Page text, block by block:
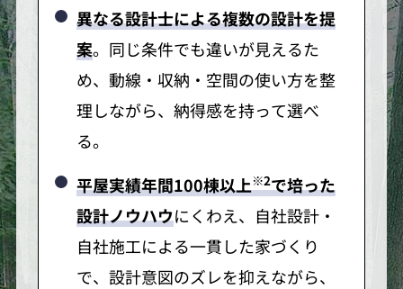
異なる設計士による複数の設計を提
案。同じ条件でも違いが見えるた
め、動線・収納・空間の使い方を整
理しながら、納得感を持って選べ
る。
平屋実績年間100棟以上※2で培った
設計ノウハウにくわえ、自社設計・
自社施工による一貫した家づくり
で、設計意図のズレを抑えながら、